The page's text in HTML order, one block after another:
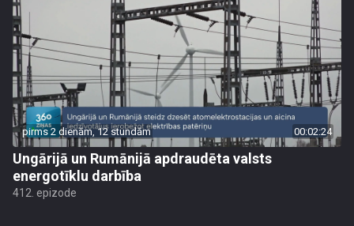
pirms 2 dienām, 12 stundām 00:02:24
Ungārijā un Rumānijā apdraudēta valsts
energotīklu darbība
412. epizode